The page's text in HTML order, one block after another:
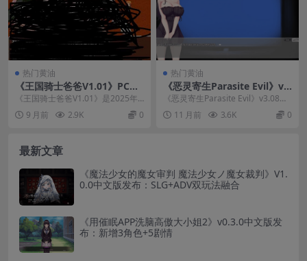
热门黄油
《王国骑士爸爸V1.01》PC版
评测：全CG解锁+官方中文的
RPG策略佳作
《王国骑士爸爸V1.01》是2025年
备受期待的PC平台RPG策略游戏，
现已推出...
9 月前 2.9K 0
热门黄油
《恶灵寄生Parasite Evil》v3.
08评测：官中优化升级，生存
恐怖新标杆
《恶灵寄生Parasite Evil》v3.08版
本强势更新，成为2024年生存...
11 月前 3.6K 0
最新文章
《魔法少女的魔女审判 魔法少女ノ魔女裁判》V1.
0.0中文版发布：SLG+ADV双玩法融合
《用催眠APP洗脑高傲大小姐2》v0.3.0中文版发
布：新增3角色+5剧情